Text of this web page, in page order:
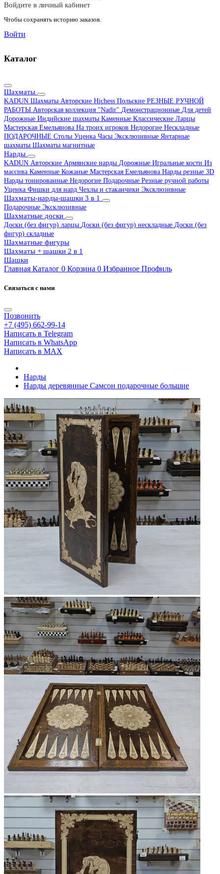
Войдите в личный кабинет
Чтобы сохранять историю заказов.
Войти
Каталог
Шахматы
KADUN Шахматы Авторские Hichess Польские РЕЗНЫЕ РУЧНОЙ
РАБОТЫ Авторская коллекция "Nadir" Демонстрационные Для детей
Дорожные Индийские шахматы Каменные Классические Ларцы
Мастерская Емельянова На троих игроков Недорогие Нескладные
ПОДАРОЧНЫЕ Столы Уценка Часы Эксклюзивные Янтарные
шахматы Шахматы магнитные
Нарды
KADUN Авторские Армянские нарды Дорожные Игральные кости Из
массива Каменные Кожаные Мастерская Емельянова Нарды резные 3D
Нарды тонированные Недорогие Подарочные Резные ручной работы
Уценка Фишки для нард Чехлы и стаканчики Эксклюзивные
Шахматы-нарды-шашки 3 в 1
Подарочные Эксклюзивные
Шахматные доски
Доски (без фигур) ларцы Доски (без фигур) нескладные Доски (без
фигур) складные
Шахматные фигуры
Шахматы + шашки 2 в 1
Шашки
Главная Каталог 0 Корзина 0 Избранное Профиль
Связаться с нами
Позвонить
+7 (495) 662-99-14
Написать в Telegram
Написать в WhatsApp
Написать в MAX
Нарды
Нарды деревянные Самсон подарочные большие